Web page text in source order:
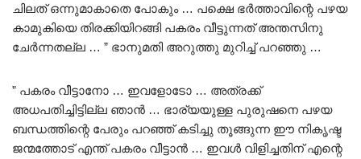
ചിലത് ഒന്നുമാകാതെ പോകും … പക്ഷെ ഭർത്താവിന്റെ പഴയ
കാമുകിയെ തിരക്കിയിറങ്ങി പകരം വീട്ടുന്നത് അന്തസിനു
ചേർന്നതല്ല … ” ഭാനുമതി അറുത്തു മുറിച്ച് പറഞ്ഞു …
” പകരം വീട്ടാനോ … ഇവളോടോ … അത്രക്ക്
അധപതിച്ചിട്ടില്ല ഞാൻ … ഭാര്യയുള്ള പുരുഷനെ പഴയ
ബന്ധത്തിന്റെ പേരും പറഞ്ഞ് കടിച്ചു തൂങ്ങുന്ന ഈ നികൃഷ്ട
ജന്മത്തോട് എന്ത് പകരം വീട്ടാൻ … ഇവൾ വിളിച്ചതിന് എന്റെ